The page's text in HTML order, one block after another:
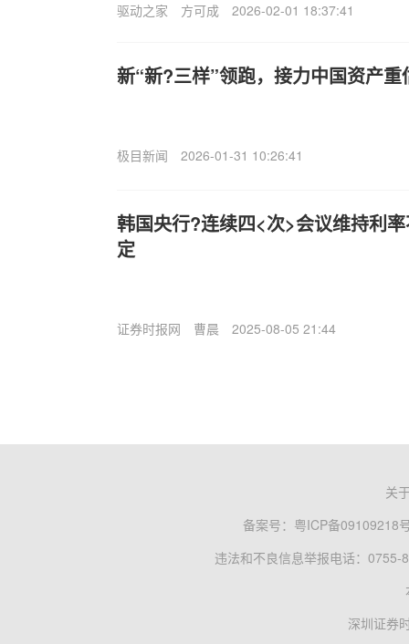
驱动之家 方可成 2026-02-01 18:37:41
新“新?三样”领跑，接力中国资产重
极目新闻 2026-01-31 10:26:41
韩国央行?连续四<次>会议维持利
定
证券时报网 曹晨 2025-08-05 21:44
关
备案号： 粤ICP备09109218
违法和不良信息举报电话：0755-
深圳证券